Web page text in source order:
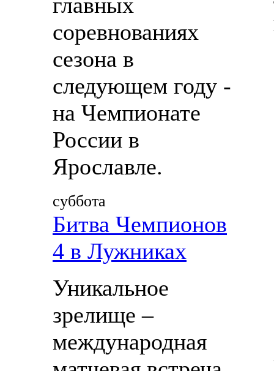
соревнованиях
сезона в
следующем году -
на Чемпионате
России в
Ярославле.
суббота
Битва Чемпионов
4 в Лужниках
Уникальное
зрелище –
международная